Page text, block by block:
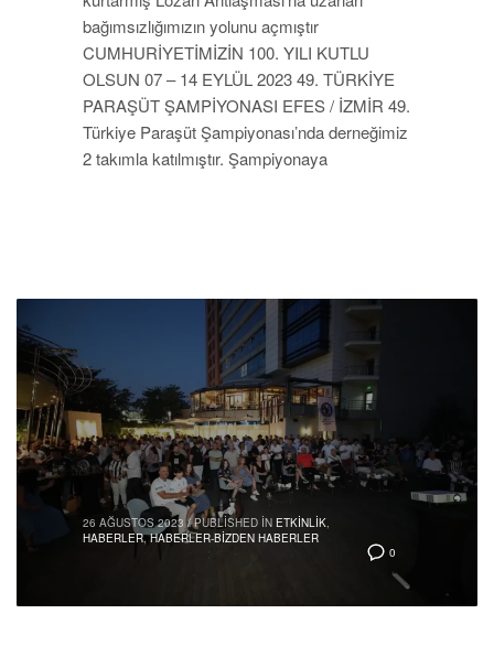
bağımsızlığımızın yolunu açmıştır
CUMHURİYETİMİZİN 100. YILI KUTLU
OLSUN 07 – 14 EYLÜL 2023 49. TÜRKİYE
PARAŞÜT ŞAMPİYONASI EFES / İZMİR 49.
Türkiye Paraşüt Şampiyonası’nda derneğimiz
2 takımla katılmıştır. Şampiyonaya
0
26 AĞUSTOS 2023 / PUBLISHED IN ETKINLIK,
HABERLER,HABERLER-BIZDEN HABERLER